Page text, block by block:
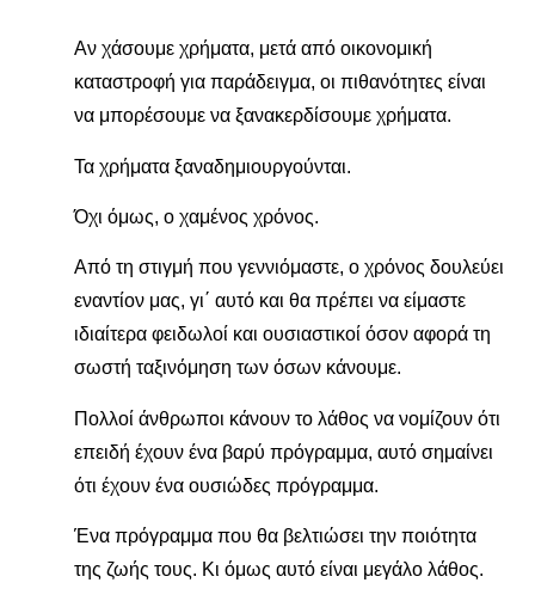
Αν χάσουμε χρήματα, μετά από οικονομική
καταστροφή για παράδειγμα, οι πιθανότητες είναι
να μπορέσουμε να ξανακερδίσουμε χρήματα.
Τα χρήματα ξαναδημιουργούνται.
Όχι όμως, ο χαμένος χρόνος.
Από τη στιγμή που γεννιόμαστε, ο χρόνος δουλεύει
εναντίον μας, γι΄ αυτό και θα πρέπει να είμαστε
ιδιαίτερα φειδωλοί και ουσιαστικοί όσον αφορά τη
σωστή ταξινόμηση των όσων κάνουμε.
Πολλοί άνθρωποι κάνουν το λάθος να νομίζουν ότι
επειδή έχουν ένα βαρύ πρόγραμμα, αυτό σημαίνει
ότι έχουν ένα ουσιώδες πρόγραμμα.
Ένα πρόγραμμα που θα βελτιώσει την ποιότητα
της ζωής τους. Κι όμως αυτό είναι μεγάλο λάθος.